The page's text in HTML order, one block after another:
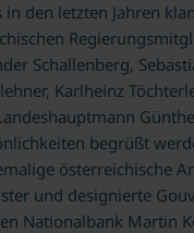
in den letzten Jahren
Schallenberg,
Karlheinz
begrüßt
österreichische
und designierte
Nationalbank Martin